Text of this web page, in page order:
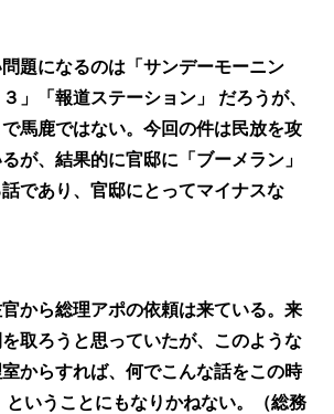
問題になるのは「サンデーモーニン
」「報道ステーション」 だろうが、
馬鹿ではない。今回の件は民放を攻
が、結果的に官邸に「ブーメラン」
であり、官邸にとってマイナスな
官から総理アポの依頼は来ている。来
取ろうと思っていたが、このような
からすれば、何でこんな話をこの時
ということにもなりかねない。（総務